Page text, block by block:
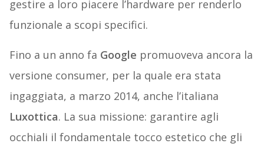
gestire a loro piacere l’hardware per renderlo
funzionale a scopi specifici.
Fino a un anno fa Google promuoveva ancora la
versione consumer, per la quale era stata
ingaggiata, a marzo 2014, anche l’italiana
Luxottica. La sua missione: garantire agli
occhiali il fondamentale tocco estetico che gli